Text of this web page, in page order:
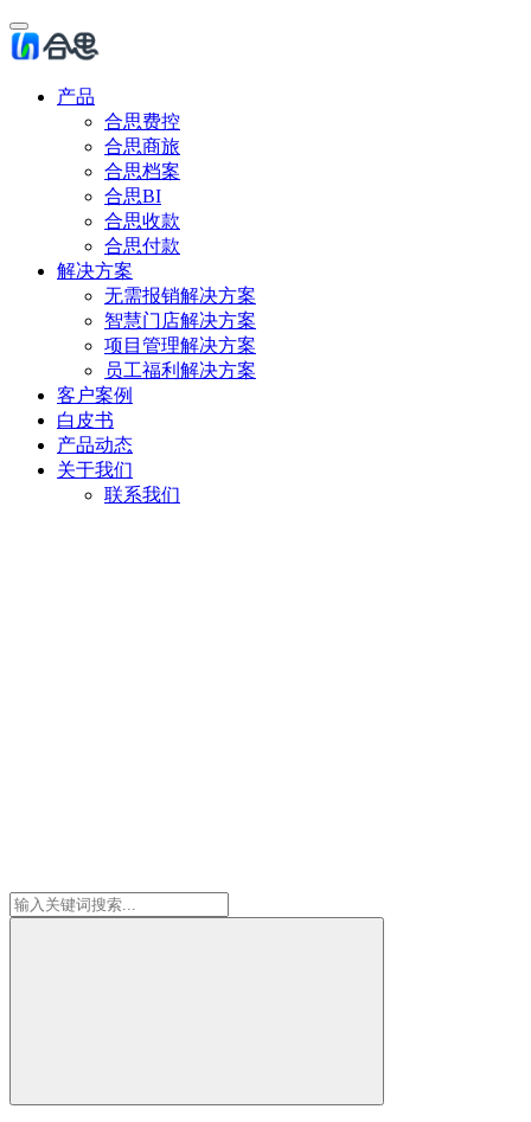
产品
合思费控
合思商旅
合思档案
合思BI
合思收款
合思付款
解决方案
无需报销解决方案
智慧门店解决方案
项目管理解决方案
员工福利解决方案
客户案例
白皮书
产品动态
关于我们
联系我们